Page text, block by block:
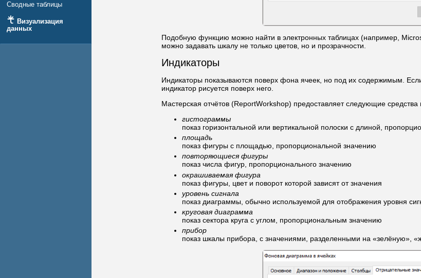
Сводные таблицы
Визуализация
данных
Подобную функцию можно найти в электронных таблицах (например,
можно задавать шкалу не только цветов, но и прозрачности.
Индикаторы
Индикаторы показываются поверх фона ячеек, но под их содержимым.
индикатор рисуется поверх него.
Мастерская отчётов (ReportWorkshop) предоставляет следующие средства
гистограммы
показ горизонтальной или вертикальной полоски с длиной,
площадь
показ фигуры с площадью, пропорциональной значению
повторяющиеся фигуры
показ числа фигур, пропорционального значению
окрашиваемая фигура
показ фигуры, цвет и поворот которой зависят от значения
уровень сигнала
показ диаграммы, обычно используемой для отображения уровня
круговая диаграмма
показ сектора круга с углом, пропорциональным значению
прибор
показ шкалы прибора, с значениями, разделенными на «зелёную»,